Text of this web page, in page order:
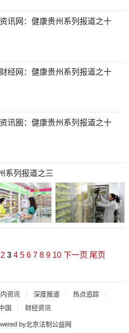
讯网：健康贵州系列报道之十
经网：健康贵州系列报道之十
讯圈：健康贵州系列报道之十
系列报道之三
2 3 4 5 6 7 8 9 10 下一页 尾页
内资讯 深度报道
热点追踪
国
财经资讯
by北京法制公益网